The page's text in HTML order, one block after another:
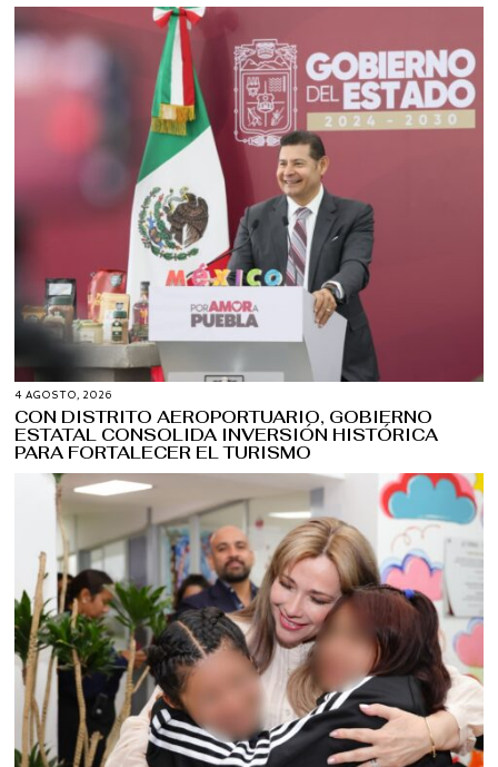
4 AGOSTO, 2026
CON DISTRITO AEROPORTUARIO, GOBIERNO
ESTATAL CONSOLIDA INVERSIÓN HISTÓRICA
PARA FORTALECER EL TURISMO